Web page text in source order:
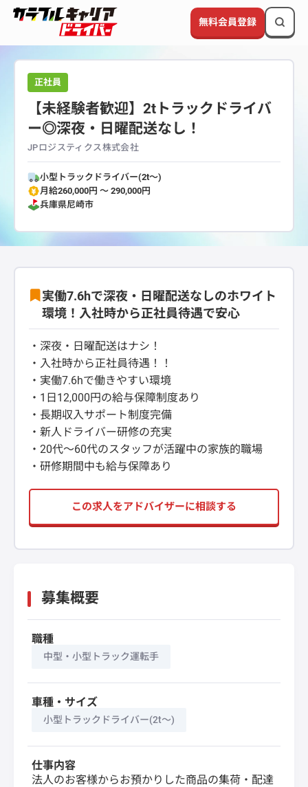
無料会員登録
正社員
【未経験者歓迎】2tトラックドライバ
ー◎深夜・日曜配送なし！
JPロジスティクス株式会社
小型トラックドライバー(2t～)
月給260,000円 〜 290,000円
兵庫県尼崎市
実働7.6hで深夜・日曜配送なしのホワイト
環境！入社時から正社員待遇で安心
・深夜・日曜配送はナシ！
・入社時から正社員待遇！！
・実働7.6hで働きやすい環境
・1日12,000円の給与保障制度あり
・長期収入サポート制度完備
・新人ドライバー研修の充実
・20代～60代のスタッフが活躍中の家族的職場
・研修期間中も給与保障あり
この求人をアドバイザーに相談する
募集概要
職種
中型・小型トラック運転手
車種・サイズ
小型トラックドライバー(2t～)
仕事内容
法人のお客様からお預かりした商品の集荷・配達